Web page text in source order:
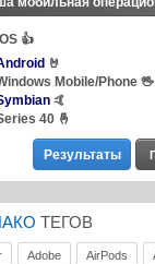
👍
🤘
Mobile/Phone 🖖
🤙
40 🤞
ТЕГОВ
Adobe AirPods